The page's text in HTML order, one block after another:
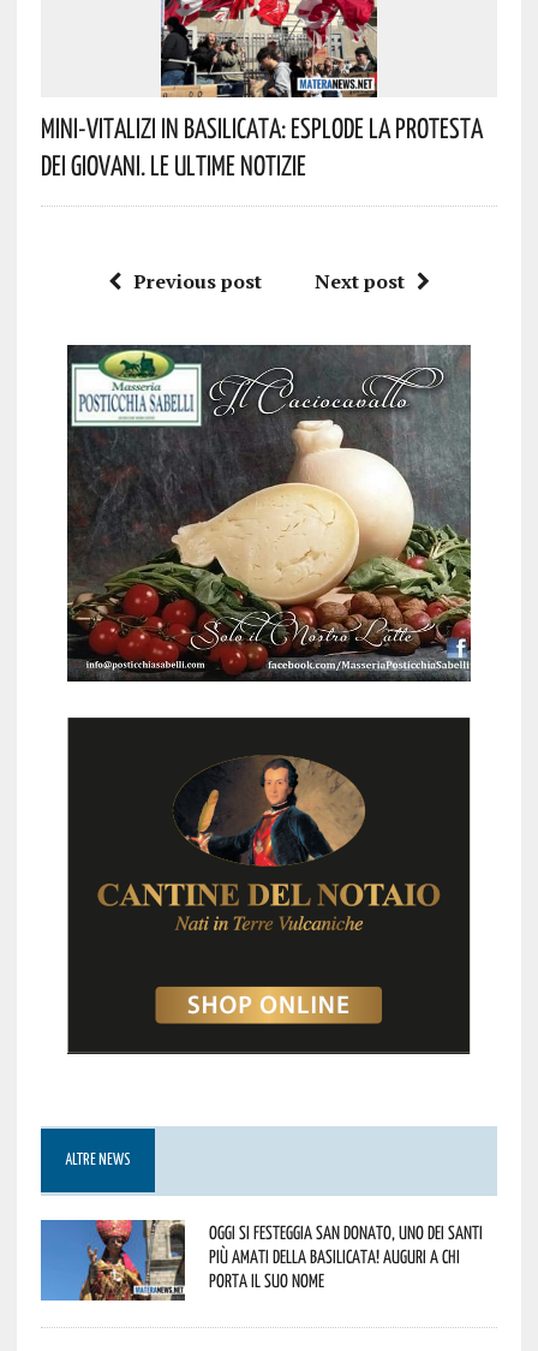
Mini-Vitalizi In Basilicata: Esplode La Protesta
Dei Giovani. Le Ultime Notizie
Previous post Next post
ALTRE NEWS
Oggi si festeggia San Donato, uno dei Santi
più amati della Basilicata! Auguri a chi
porta il suo nome